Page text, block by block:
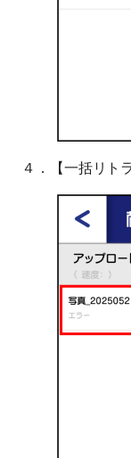
４．【一括リト